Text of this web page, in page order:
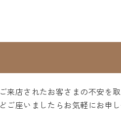
来店されたお客さまの不安を
ご座いましたらお気軽にお申